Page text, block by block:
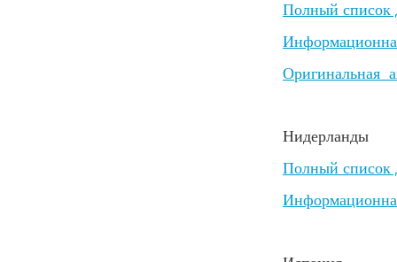
Полный список
Оригинальная
Нидерланды
Полный список